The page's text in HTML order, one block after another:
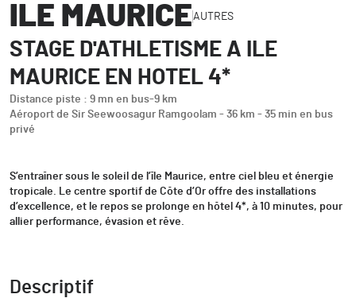
ILE MAURICE AUTRES
STAGE D'ATHLETISME A ILE
MAURICE EN HOTEL 4*
Distance piste : 9 mn en bus-9 km
Aéroport de Sir Seewoosagur Ramgoolam - 36 km - 35 min en bus
privé
S’entraîner sous le soleil de l’île Maurice, entre ciel bleu et énergie
tropicale. Le centre sportif de Côte d’Or offre des installations
d’excellence, et le repos se prolonge en hôtel 4*, à 10 minutes, pour
allier performance, évasion et rêve.
Descriptif